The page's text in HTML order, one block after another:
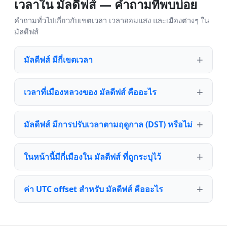
เวลาใน มัลดีฟส์ — คำถามที่พบบ่อย
คำถามทั่วไปเกี่ยวกับเขตเวลา เวลาออมแสง และเมืองต่างๆ ใน
มัลดีฟส์
มัลดีฟส์ มีกี่เขตเวลา
เวลาที่เมืองหลวงของ มัลดีฟส์ คืออะไร
มัลดีฟส์ มีการปรับเวลาตามฤดูกาล (DST) หรือไม่
ในหน้านี้มีกี่เมืองใน มัลดีฟส์ ที่ถูกระบุไว้
ค่า UTC offset สำหรับ มัลดีฟส์ คืออะไร